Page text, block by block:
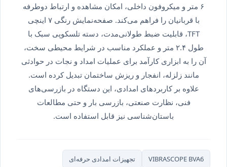
۶ متر و میکروفون داخلی، امکان مشاهده و ارتباط دوطرفه
با قربانیان را فراهم می‌کند. صفحه‌نمایش رنگی ۷ اینچی
TFT، قابلیت ضبط طولانی‌مدت، دسته تلسکوپی سبک با
طول ۲.۴ متر و عملکرد مناسب در شرایط محیطی سخت،
آن را به ابزاری کارآمد برای عملیات امداد و نجات در حوادثی
مانند زلزله، انفجار و ریزش ساختمان تبدیل کرده است.
علاوه بر کاربردهای امدادی، این دستگاه در بازرسی‌های
فنی، نظارت صنعتی، بازرسی بار و حتی مطالعات
باستان‌شناسی نیز قابل استفاده است.
VIBRASCOPE BVA6 تجهیزات امدادی حرفه‌ای